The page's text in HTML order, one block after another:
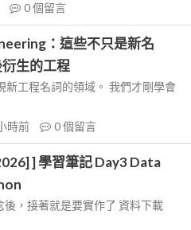
0個留言
：這些不只是新名
生的工程
工程名詞的領域。 我們才剛學會
時前 0個留言
] 學習筆記 Day3 Data
，接著就是要實作了 資料下載